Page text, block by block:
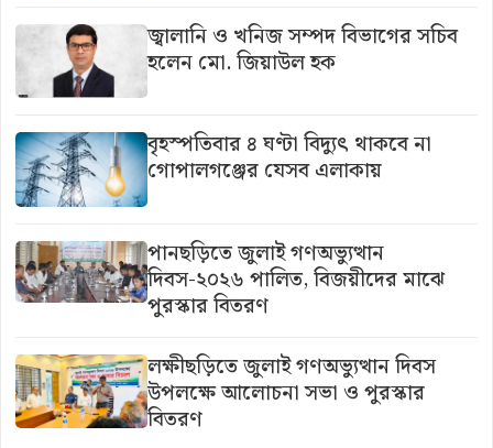
জ্বালানি ও খনিজ সম্পদ বিভাগের সচিব
হলেন মো. জিয়াউল হক
বৃহস্পতিবার ৪ ঘণ্টা বিদ্যুৎ থাকবে না
গোপালগঞ্জের যেসব এলাকায়
পানছড়িতে জুলাই গণঅভ্যুত্থান
দিবস-২০২৬ পালিত, বিজয়ীদের মাঝে
পুরস্কার বিতরণ
লক্ষীছড়িতে জুলাই গণঅভ্যুত্থান দিবস
উপলক্ষে আলোচনা সভা ও পুরস্কার
বিতরণ